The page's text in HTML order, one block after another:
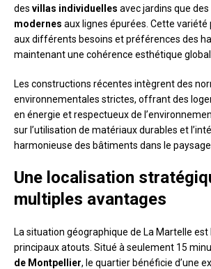
des villas individuelles avec jardins que des
modernes aux lignes épurées. Cette
aux différents besoins et préférences des
maintenant une cohérence esthétique
Les constructions récentes intègrent des
environnementales strictes, offrant des
en énergie et respectueux de
sur l’utilisation de matériaux durables et
harmonieuse des bâtiments dans le
Une localisation
multiples avantages
La situation géographique de La Martelle est
principaux atouts. Situé à seulement 15
de Montpellier, le quartier bénéficie d’une